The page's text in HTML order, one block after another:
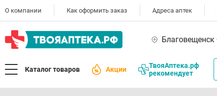
О компании Как оформить заказ Адреса аптек
Благовещенск
Каталог товаров Акции
ТвояАптека.рф
рекомендует